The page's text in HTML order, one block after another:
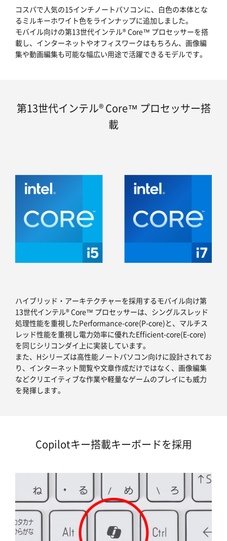
コスパで人気の15インチノートパソコンに、白色の本体とな
るミルキーホワイト色をラインナップに追加しました。
モバイル向けの第13世代インテル® Core™ プロセッサーを搭
載し、インターネットやオフィスワークはもちろん、画像編
集や動画編集も可能な幅広い用途で活躍できるモデルです。
第13世代インテル® Core™ プロセッサー搭
載
ハイブリッド・アーキテクチャーを採用するモバイル向け第
13世代インテル® Core™ プロセッサーは、シングルスレッド
処理性能を重視したPerformance-core(P-core)と、マルチス
レッド性能を重視し電力効率に優れたEfficient-core(E-core)
を同じシリコンダイ上に実装しています。
また、Hシリーズは高性能ノートパソコン向けに設計されてお
り、インターネット閲覧や文章作成だけではなく、画像編集
などクリエイティブな作業や軽量なゲームのプレイにも威力
を発揮します。
Copilotキー搭載キーボードを採用